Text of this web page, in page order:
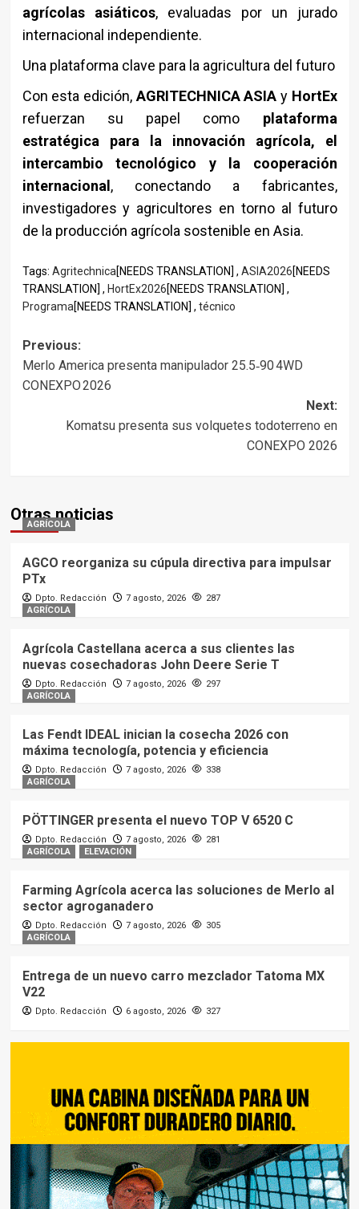
agrícolas asiáticos, evaluadas por un jurado
internacional independiente.
Una plataforma clave para la agricultura del futuro
Con esta edición,AGRITECHNICA ASIA y HortEx
refuerzan su papel como plataforma
estratégica para la innovación agrícola, el
intercambio tecnológico y la cooperación
internacional , conectando a fabricantes,
investigadores y agricultores en torno al futuro
de la producción agrícola sostenible en Asia.
Tags: Agritechnica[NEEDS TRANSLATION] , ASIA2026[NEEDS
TRANSLATION] , HortEx2026[NEEDS TRANSLATION] ,
Programa[NEEDS TRANSLATION] , técnico
Post
navigation
Previous:
Merlo America presenta manipulador 25.5‑90 4WD
CONEXPO 2026
Next:
Komatsu presenta sus volquetes todoterreno en
CONEXPO 2026
Otras noticias
AGRÍCOLA
AGCO reorganiza su cúpula directiva para impulsar
PTx
Dpto. Redacción 7 agosto, 2026
287
AGRÍCOLA
Agrícola Castellana acerca a sus clientes las
nuevas cosechadoras John Deere Serie T
Dpto. Redacción 7 agosto, 2026
297
AGRÍCOLA
Las Fendt IDEAL inician la cosecha 2026 con
máxima tecnología, potencia y eficiencia
Dpto. Redacción 7 agosto, 2026
338
AGRÍCOLA
PÖTTINGER presenta el nuevo TOP V 6520 C
Dpto. Redacción 7 agosto, 2026
281
AGRÍCOLA
ELEVACIÓN
Farming Agrícola acerca las soluciones de Merlo al
sector agroganadero
Dpto. Redacción 7 agosto, 2026
305
AGRÍCOLA
Entrega de un nuevo carro mezclador Tatoma MX
V22
Dpto. Redacción 6 agosto, 2026 327